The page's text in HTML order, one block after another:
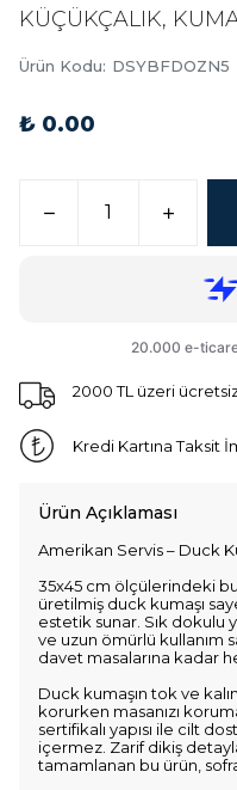
KÜÇÜKÇALIK,
Ürün Kodu: DSYBFDOZN5
₺ 0.00
2000 TL üzeri
Kredi Kartına Taksit
Ürün Açıklaması
Amerikan Servis – Duck
35x45 cm ölçülerindeki
üretilmiş duck kumaşı
estetik sunar. Sık dokulu
ve uzun ömürlü kullanım
davet masalarına kadar
Duck kumaşın tok ve
korurken masanızı
sertifikalı yapısı ile cilt
içermez. Zarif dikiş
tamamlanan bu ürün,